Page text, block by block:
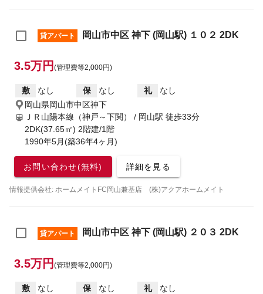
貸アパート 岡山市中区 神下 (岡山駅) １０２ 2DK
3.5万円 (管理費等2,000円)
敷 なし 保 なし 礼
なし
岡山県岡山市中区神下
ＪＲ山陽本線（神戸～下関） / 岡山駅 徒歩33分
2DK(37.65㎡) 2階建/1階
1990年5月(築36年4ヶ月)
お問い合わせ(無料) 詳細を見る
情報提供会社: ホームメイトFC岡山兼基店 (株)アクアホームメイト
貸アパート 岡山市中区 神下 (岡山駅) ２０３ 2DK
3.5万円 (管理費等2,000円)
敷 なし 保 なし 礼
なし